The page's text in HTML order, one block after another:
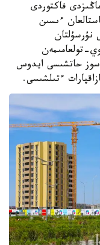
فاكتوردى
ءىسىن
نۇرسۇلتان
وي-تولعامىمەن
حاتشىسى ايدوس
ءتىلشىسى.